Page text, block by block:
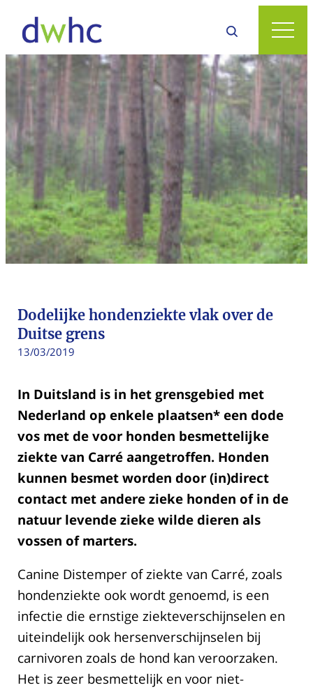
Dodelijke hondenziekte vlak over de
Duitse grens
13/03/2019
In Duitsland is in het grensgebied met
Nederland op enkele plaatsen* een dode
vos met de voor honden besmettelijke
ziekte van Carré aangetroffen. Honden
kunnen besmet worden door (in)direct
contact met andere zieke honden of in de
natuur levende zieke wilde dieren als
vossen of marters.
Canine Distemper of ziekte van Carré, zoals
hondenziekte ook wordt genoemd, is een
infectie die ernstige ziekteverschijnselen en
uiteindelijk ook hersenverschijnselen bij
carnivoren zoals de hond kan veroorzaken.
Het is zeer besmettelijk en voor niet-